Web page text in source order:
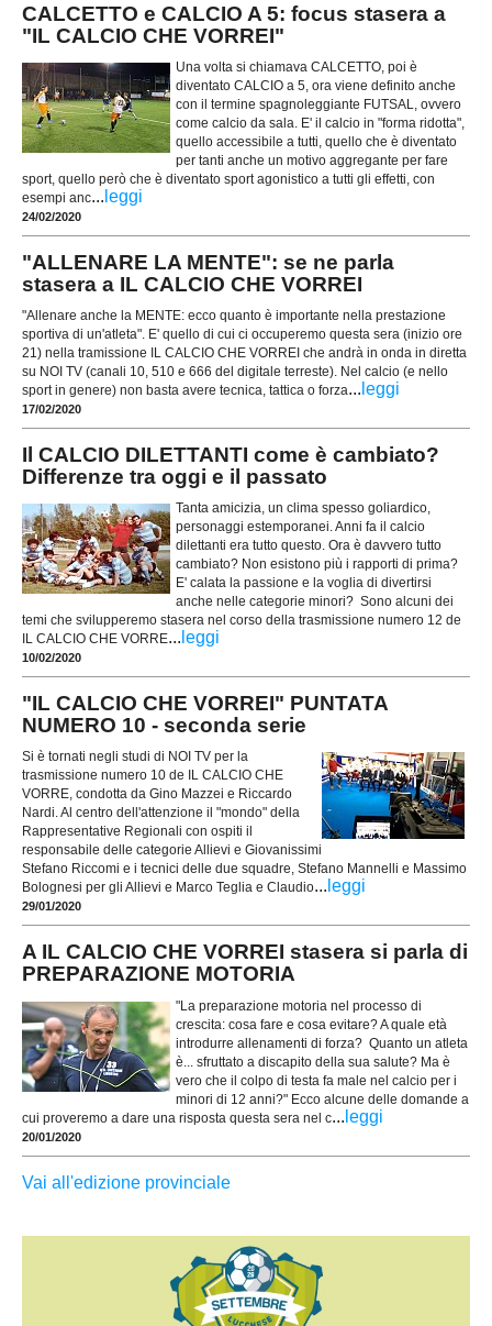
CALCETTO e CALCIO A 5: focus stasera a
"IL CALCIO CHE VORREI"
Una volta si chiamava CALCETTO, poi è
diventato CALCIO a 5, ora viene definito anche
con il termine spagnoleggiante FUTSAL, ovvero
come calcio da sala. E' il calcio in "forma ridotta",
quello accessibile a tutti, quello che è diventato
per tanti anche un motivo aggregante per fare
sport, quello però che è diventato sport agonistico a tutti gli effetti, con
esempi anc... leggi
24/02/2020
"ALLENARE LA MENTE": se ne parla
stasera a IL CALCIO CHE VORREI
"Allenare anche la MENTE: ecco quanto è importante nella prestazione
sportiva di un'atleta". E' quello di cui ci occuperemo questa sera (inizio ore
21) nella tramissione IL CALCIO CHE VORREI che andrà in onda in diretta
su NOI TV (canali 10, 510 e 666 del digitale terreste). Nel calcio (e nello
sport in genere) non basta avere tecnica, tattica o forza... leggi
17/02/2020
Il CALCIO DILETTANTI come è cambiato?
Differenze tra oggi e il passato
Tanta amicizia, un clima spesso goliardico,
personaggi estemporanei. Anni fa il calcio
dilettanti era tutto questo. Ora è davvero tutto
cambiato? Non esistono più i rapporti di prima?
E' calata la passione e la voglia di divertirsi
anche nelle categorie minori? Sono alcuni dei
temi che svilupperemo stasera nel corso della trasmissione numero 12 de
IL CALCIO CHE VORRE... leggi
10/02/2020
"IL CALCIO CHE VORREI" PUNTATA
NUMERO 10 - seconda serie
Si è tornati negli studi di NOI TV per la
trasmissione numero 10 de IL CALCIO CHE
VORRE, condotta da Gino Mazzei e Riccardo
Nardi. Al centro dell'attenzione il "mondo" della
Rappresentative Regionali con ospiti il
responsabile delle categorie Allievi e Giovanissimi
Stefano Riccomi e i tecnici delle due squadre, Stefano Mannelli e Massimo
Bolognesi per gli Allievi e Marco Teglia e Claudio... leggi
29/01/2020
A IL CALCIO CHE VORREI stasera si parla di
PREPARAZIONE MOTORIA
"La preparazione motoria nel processo di
crescita: cosa fare e cosa evitare? A quale età
introdurre allenamenti di forza? Quanto un atleta
è... sfruttato a discapito della sua salute? Ma è
vero che il colpo di testa fa male nel calcio per i
minori di 12 anni?" Ecco alcune delle domande a
cui proveremo a dare una risposta questa sera nel c... leggi
20/01/2020
Vai all'edizione provinciale